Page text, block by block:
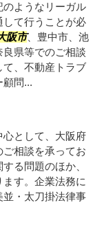
のようなリーガル
して行うことが必
阪市、豊中市、池
県等でのご相談
て、不動産トラブ
顧問...
として、大阪府
相談を承ってお
る問題のほか、
す。企業法務に
・太刀掛法律事